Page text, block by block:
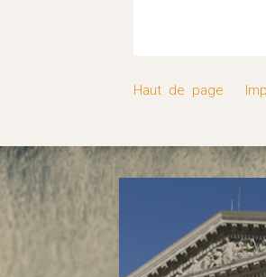
Haut de page